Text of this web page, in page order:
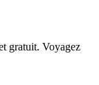
gratuit. Voyagez